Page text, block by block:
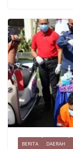
r
e
s
t
ly
L
i
n
k
a
r
e
BERITA DAERAH